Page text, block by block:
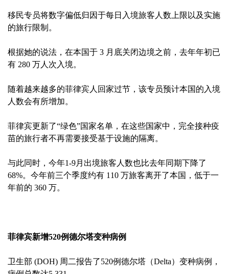
移民专员将数字偏低归因于每日入境旅客人数上限以及实施
的旅行限制。
根据她的说法，在本国于 3 月底关闭边境之前，去年年初已
有 280 万人次入境。
随着越来越多的菲律宾人回家过节，该专员预计本国的入境
人数会有所增加。
菲律宾更新了“绿色”国家名单，在这些国家中，完全接种疫
苗的旅行者不再需要接受基于设施的隔离。
与此同时，今年1-9月出境旅客人数也比去年同期下降了
68%。今年前三个季度约有 110 万旅客离开了本国，低于一
年前的 360 万。
菲律宾新增520例德尔塔变种病例‍
卫生部 (DOH) 周二报告了520例德尔塔（Delta）变种病例，